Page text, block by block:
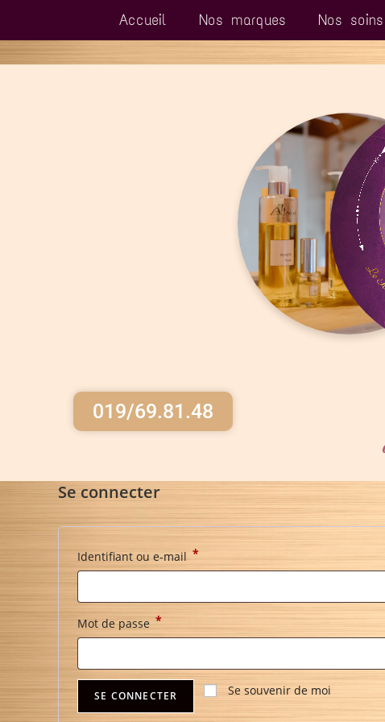
Accueil Nos marques Nos soins
019/69.81.48
Se connecter
Identifiant ou e-mail *
Mot de passe *
Se souvenir de moi
SE CONNECTER